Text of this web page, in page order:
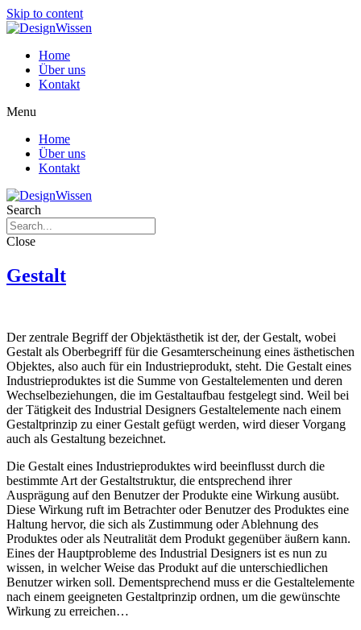
Skip to content
Home
Über uns
Kontakt
Menu
Home
Über uns
Kontakt
Search
Close
Gestalt
Der zentrale Begriff der Objektästhetik ist der, der Gestalt, wobei
Gestalt als Oberbegriff für die Gesamterscheinung eines ästhetischen
Objektes, also auch für ein Industrieprodukt, steht. Die Gestalt eines
Industrieproduktes ist die Summe von Gestaltelementen und deren
Wechselbeziehungen, die im Gestaltaufbau festgelegt sind. Weil bei
der Tätigkeit des Industrial Designers Gestaltelemente nach einem
Gestaltprinzip zu einer Gestalt gefügt werden, wird dieser Vorgang
auch als Gestaltung bezeichnet.
Die Gestalt eines Industrieproduktes wird beeinflusst durch die
bestimmte Art der Gestaltstruktur, die entsprechend ihrer
Ausprägung auf den Benutzer der Produkte eine Wirkung ausübt.
Diese Wirkung ruft im Betrachter oder Benutzer des Produktes eine
Haltung hervor, die sich als Zustimmung oder Ablehnung des
Produktes oder als Neutralität dem Produkt gegenüber äußern kann.
Eines der Hauptprobleme des Industrial Designers ist es nun zu
wissen, in welcher Weise das Produkt auf die unterschiedlichen
Benutzer wirken soll. Dementsprechend muss er die Gestaltelemente
nach einem geeigneten Gestaltprinzip ordnen, um die gewünschte
Wirkung zu erreichen…